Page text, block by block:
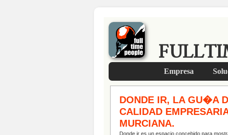
Empresa
DONDE IR, LA GU�A
CALIDAD
MURCIANA.
Donde ir es un espacio concebido para